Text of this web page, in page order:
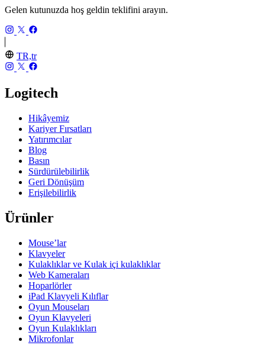
Gelen kutunuzda hoş geldin teklifini arayın.
TR,tr
Logitech
Hikâyemiz
Kariyer Fırsatları
Yatırımcılar
Blog
Basın
Sürdürülebilirlik
Geri Dönüşüm
Erişilebilirlik
Ürünler
Mouse’lar
Klavyeler
Kulaklıklar ve Kulak içi kulaklıklar
Web Kameraları
Hoparlörler
iPad Klavyeli Kılıflar
Oyun Mouseları
Oyun Klavyeleri
Oyun Kulaklıkları
Mikrofonlar